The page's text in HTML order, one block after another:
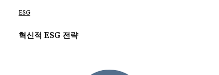
ESG
혁신적 ESG 전략